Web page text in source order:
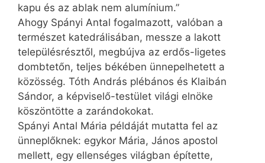
kapu és az ablak nem alumínium.”
Ahogy Spányi Antal fogalmazott, valóban a
természet katedrálisában, messze a lakott
településrésztől, megbújva az erdős-ligetes
dombtetőn, teljes békében ünnepelhetett a
közösség. Tóth András plébános és Klaibán
Sándor, a képviselő-testület világi elnöke
köszöntötte a zarándokokat.
Spányi Antal Mária példáját mutatta fel az
ünneplőknek: egykor Mária, János apostol
mellett, egy ellenséges világban építette,